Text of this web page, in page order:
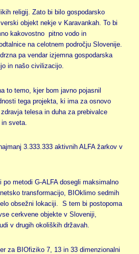
religij. Zato bi bilo gospodarsko
objekt nekje v Karavankah. To bi
kakovostno pitno vodo in
na celotnem področju Slovenije.
pa vendar izjemna gospodarska
in našo civilizacijo.
to temo, kjer bom javno pojasnil
tega projekta, ki ima za osnovo
telesa in duha za prebivalce
sveta.
3.333.333 aktivnih ALFA žarkov v
metodi G-ALFA dosegli maksimalno
transformacijo, BIOklimo sedmih
obsežni lokaciji. S tem bi postopoma
cerkvene objekte v Sloveniji,
v drugih okoliških državah.
za BIOfiziko 7, 13 in 33 dimenzionalni